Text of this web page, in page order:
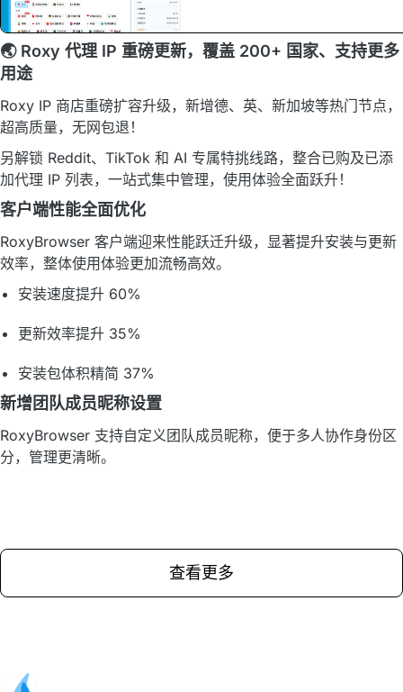
🌏 Roxy 代理 IP 重磅更新，覆盖 200+ 国家、支持更多
用途
Roxy IP 商店重磅扩容升级，新增德、英、新加坡等热门节点，
超高质量，无网包退！
另解锁 Reddit、TikTok 和 AI 专属特挑线路，整合已购及已添
加代理 IP 列表，一站式集中管理，使用体验全面跃升！
客户端性能全面优化
RoxyBrowser 客户端迎来性能跃迁升级，显著提升安装与更新
效率，整体使用体验更加流畅高效。
安装速度提升 60%
更新效率提升 35%
安装包体积精简 37%
新增团队成员昵称设置
RoxyBrowser 支持自定义团队成员昵称，便于多人协作身份区
分，管理更清晰。
查看更多